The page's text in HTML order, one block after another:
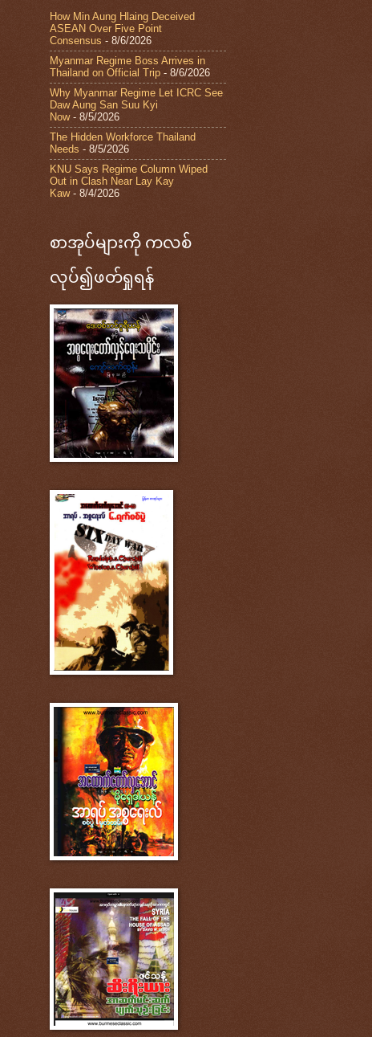
How Min Aung Hlaing Deceived
ASEAN Over Five Point
Consensus - 8/6/2026
Myanmar Regime Boss Arrives in
Thailand on Official Trip - 8/6/2026
Why Myanmar Regime Let ICRC See
Daw Aung San Suu Kyi
Now- 8/5/2026
The Hidden Workforce Thailand
Needs - 8/5/2026
KNU Says Regime Column Wiped
Out in Clash Near Lay Kay
Kaw- 8/4/2026
စာအုပ်များကို ကလစ်
လုပ်၍ဖတ်ရှုရန်